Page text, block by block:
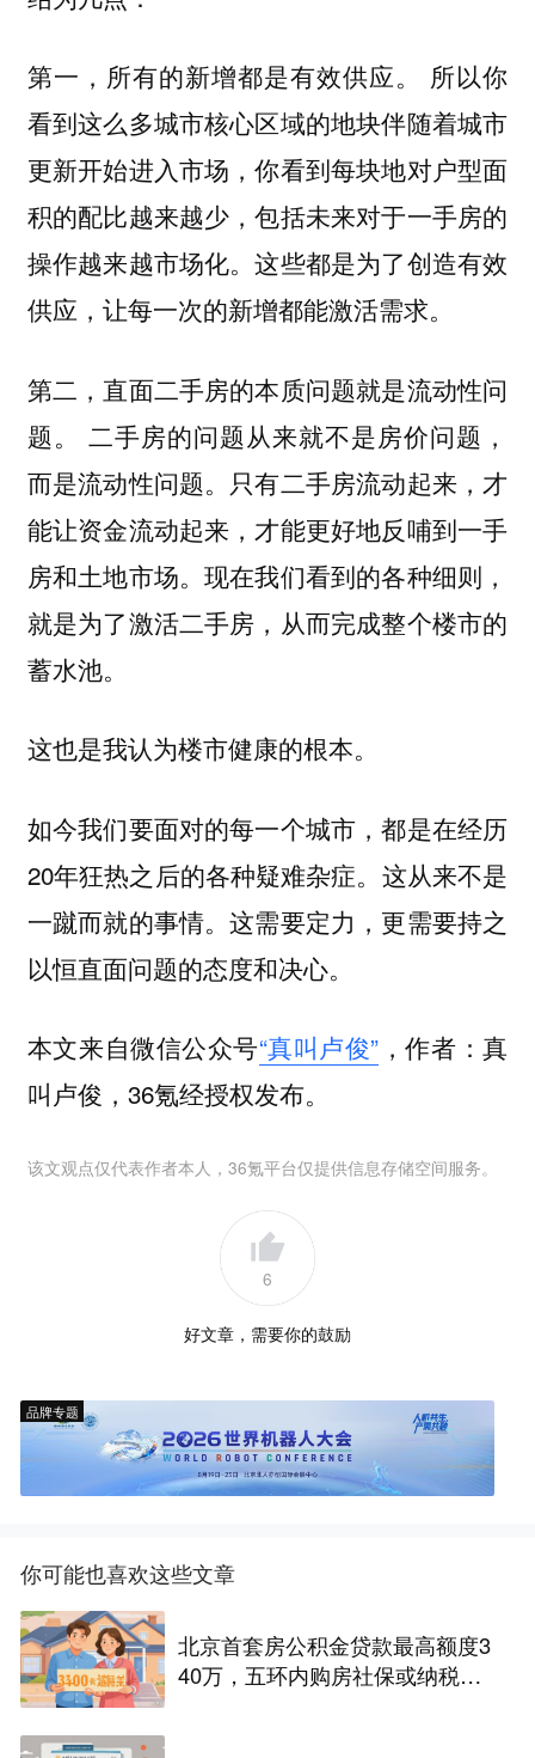
第一，所有的新增都是有效供应。
所以你
看到这么多城市核心区域的地块伴随着城市
更新开始进入市场，你看到每块地对户型面
积的配比越来越少，包括未来对于一手房的
操作越来越市场化。这些都是为了创造有效
供应，让每一次的新增都能激活需求。
第二，直面二手房的本质问题就是流动性问
题。
二手房的问题从来就不是房价问题，
而是流动性问题。只有二手房流动起来，才
能让资金流动起来，才能更好地反哺到一手
房和土地市场。现在我们看到的各种细则，
就是为了激活二手房，从而完成整个楼市的
蓄水池。
这也是我认为楼市健康的根本。
如今我们要面对的每一个城市，都是在经历
20年狂热之后的各种疑难杂症。这从来不是
一蹴而就的事情。这需要定力，更需要持之
以恒直面问题的态度和决心。
本文来自微信公众号“真叫卢俊” ，作者：真
叫卢俊，36氪经授权发布。
该文观点仅代表作者本人，36氪平台仅提供信息存储空间服务。
6
好文章，需要你的鼓励
品牌专题
你可能也喜欢这些文章
北京首套房公积金贷款最高额度3
40万，五环内购房社保或纳税满